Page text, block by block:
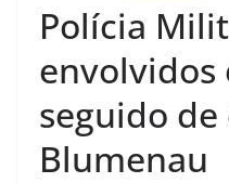
Polícia
envolvidos
seguido
Blumenau